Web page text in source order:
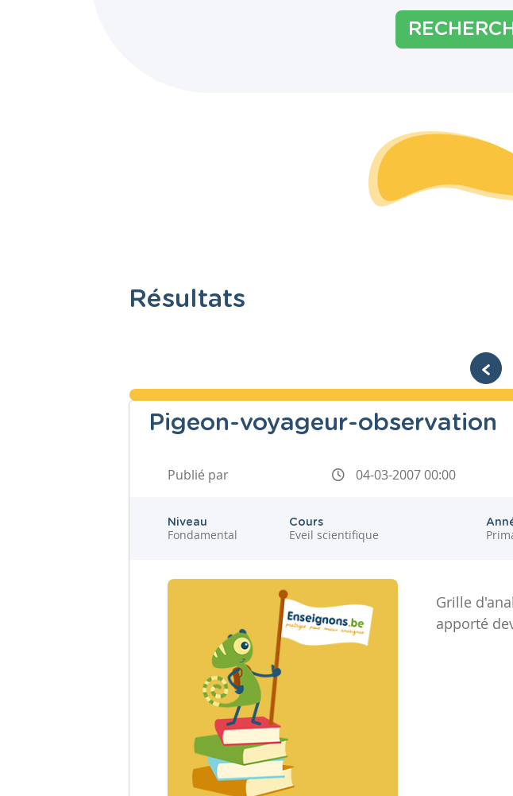
Résultats
Pigeon-voyageur-observation
Publié par 04-03-2007 00:00
Niveau
Fondamental
Cours
Eveil scientifique
Grille
apporté